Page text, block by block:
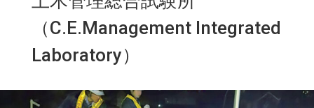
（C.E.Management Integrated
Laboratory）